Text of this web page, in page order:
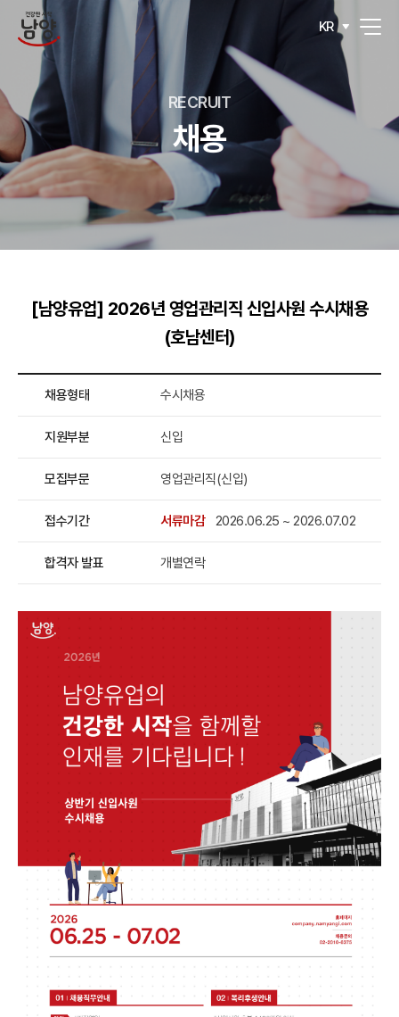
KR
RECRUIT
채용
[남양유업] 2026년 영업관리직 신입사원 수시채용
(호남센터)
채용형태 수시채용
지원부분 신입
모집부문 영업관리직(신입)
접수기간 서류마감 2026.06.25 ~ 2026.07.02
합격자 발표 개별연락